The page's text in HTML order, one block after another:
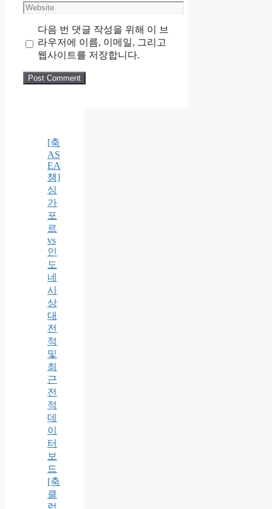
Website
다음 번 댓글 작성을 위해 이 브
라우저에 이름, 이메일, 그리고
웹사이트를 저장합니다.
[축
AS
EA
챔]
싱
가
포
르
vs
인
도
네
시
상
대
전
적
및
최
근
전
적
데
이
터
보
드
[축
클
럽